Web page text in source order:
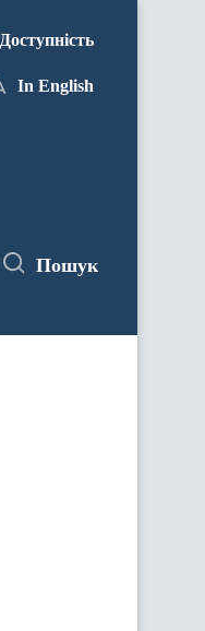
Доступність
In English
Пошук